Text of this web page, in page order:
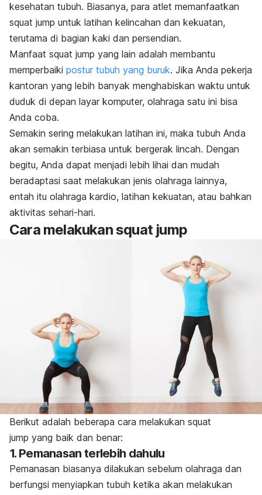
kesehatan tubuh. Biasanya, para atlet memanfaatkan
squat jump untuk latihan kelincahan dan kekuatan,
terutama di bagian kaki dan persendian.
Manfaat squat jump yang lain adalah membantu
memperbaiki postur tubuh yang buruk. Jika Anda pekerja
kantoran yang lebih banyak menghabiskan waktu untuk
duduk di depan layar komputer, olahraga satu ini bisa
Anda coba.
Semakin sering melakukan latihan ini, maka tubuh Anda
akan semakin terbiasa untuk bergerak lincah. Dengan
begitu, Anda dapat menjadi lebih lihai dan mudah
beradaptasi saat melakukan jenis olahraga lainnya,
entah itu olahraga kardio, latihan kekuatan, atau bahkan
aktivitas sehari-hari.
Cara melakukansquat jump
Berikut adalah beberapa cara melakukan squat
jump yang baik dan benar:
1. Pemanasan terlebih dahulu
Pemanasan biasanya dilakukan sebelum olahraga dan
berfungsi menyiapkan tubuh ketika akan melakukan